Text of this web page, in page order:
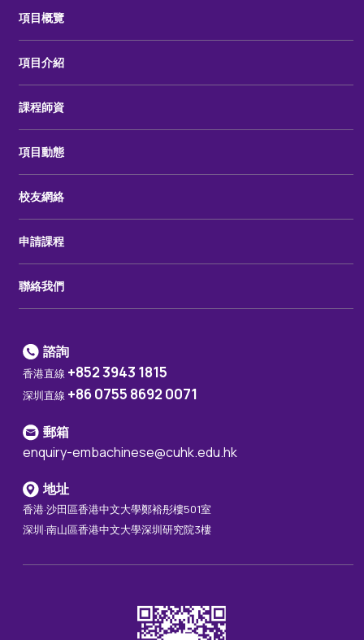
項目概覽
項目介紹
課程師資
項目動態
校友網絡
申請課程
聯絡我們
諮詢
香港直線 +852 3943 1815
深圳直線 +86 0755 8692 0071
郵箱
enquiry-embachinese@cuhk.edu.hk
地址
香港·沙田區香港中文大學鄭裕彤樓501室
深圳·南山區香港中文大學深圳研究院3樓